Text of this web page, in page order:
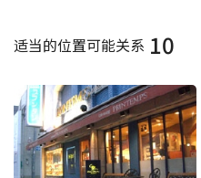
特辑
观光手册
堺导航
适当的位置可能关系 10